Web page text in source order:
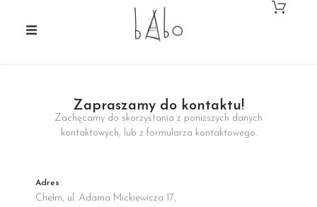
Zapraszamy do kontaktu!
Zachęcamy do skorzystania z poniższych danych
kontaktowych, lub z formularza kontaktowego.
Adres
Chełm, ul. Adama Mickiewicza 17,